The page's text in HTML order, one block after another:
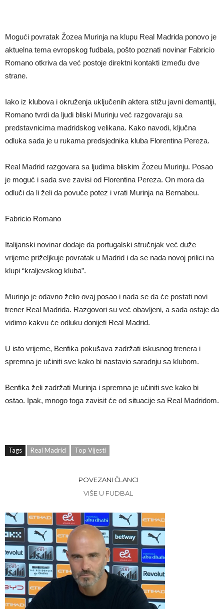
Istina konačno isplivala na površinu! Rodri ponizio Real Madrid kao
sramotan komentar na njegov račun
Mogući povratak Žozea Murinja na klupu Real Madrida ponovo je
aktuelna tema evropskog fudbala, pošto poznati novinar Fabricio
Romano otkriva da već postoje direktni kontakti između dve
strane.
Iako iz klubova i okruženja uključenih aktera stižu javni demantiji,
Romano tvrdi da ljudi bliski Murinju već razgovaraju sa
predstavnicima madridskog velikana. Kako navodi, ključna
odluka sada je u rukama predsjednika kluba Florentina Pereza.
Real Madrid razgovara sa ljudima bliskim Žozeu Murinju. Posao
je moguć i sada sve zavisi od Florentina Pereza. On mora da
odluči da li želi da povuče potez i vrati Murinja na Bernabeu.
Fabricio Romano
Italijanski novinar dodaje da portugalski stručnjak već duže
vrijeme priželjkuje povratak u Madrid i da se nada novoj prilici na
klupi “kraljevskog kluba”.
Murinjo je odavno želio ovaj posao i nada se da će postati novi
trener Real Madrida. Razgovori su već obavljeni, a sada ostaje da
vidimo kakvu će odluku donijeti Real Madrid.
U isto vrijeme, Benfika pokušava zadržati iskusnog trenera i
spremna je učiniti sve kako bi nastavio saradnju sa klubom.
Benfika želi zadržati Murinja i spremna je učiniti sve kako bi
ostao. Ipak, mnogo toga zavisit će od situacije sa Real Madridom.
Tags Real Madrid Top Vijesti
POVEZANI ČLANCI
VIŠE U FUDBAL